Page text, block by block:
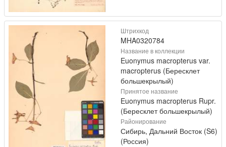
Штрихкод
MHA0320784
Название в коллекции
Euonymus macropterus var.
macropterus (Бересклет
большекрылый)
Принятое название
Euonymus macropterus Rupr.
(Бересклет большекрылый)
Районирование
Сибирь, Дальний Восток (S6)
(Россия)